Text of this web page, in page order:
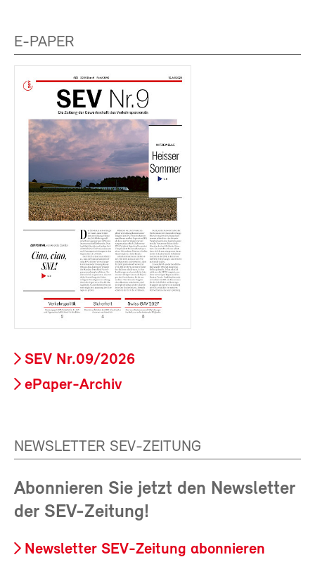
E-PAPER
SEV Nr.09/2026
ePaper-Archiv
NEWSLETTER SEV-ZEITUNG
Abonnieren Sie jetzt den Newsletter
der SEV-Zeitung!
Newsletter SEV-Zeitung abonnieren